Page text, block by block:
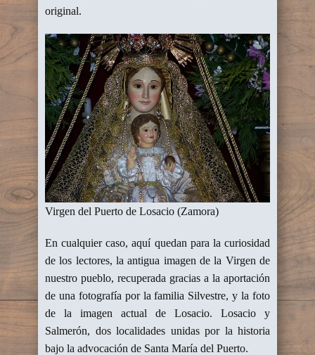
original.
Virgen del Puerto de Losacio (Zamora)
En cualquier caso, aquí quedan para la curiosidad
de los lectores, la antigua imagen de la Virgen de
nuestro pueblo, recuperada gracias a la aportación
de una fotografía por la familia Silvestre, y la foto
de la imagen actual de Losacio. Losacio y
Salmerón, dos localidades unidas por la historia
bajo la advocación de Santa María del Puerto.